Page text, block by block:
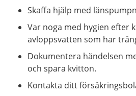
Skaffa hjälp med
Var noga med hygien efter
avloppsvatten som har
Dokumentera händelsen
och spara kvitton.
Kontakta ditt